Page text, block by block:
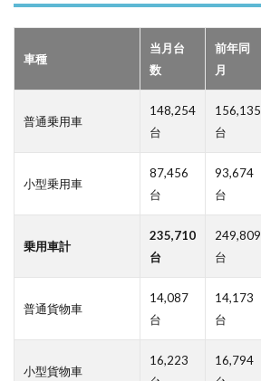
して
過去
低」
4
移
減 輸
は累計
と高水
メー
はト
車種
当月台
数
前年同
月
普通乗用車
148,254
台
156,135
台
小型乗用車
87,456
台
93,674
台
乗用車計
235,710
台
249,809
台
普通貨物車
14,087
台
14,173
台
小型貨物車
16,223
16,794